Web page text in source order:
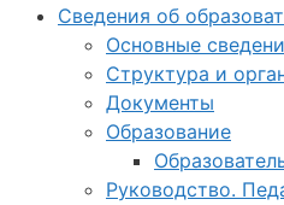
Сведения об
Основные
Структура и
Документы
Образование
Руководство.